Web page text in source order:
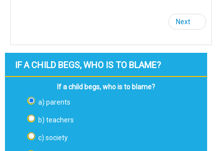
Next
IF A CHILD BEGS, WHO IS TO BLAME?
If a child begs, who is to blame?
a) parents
b) teachers
c) society